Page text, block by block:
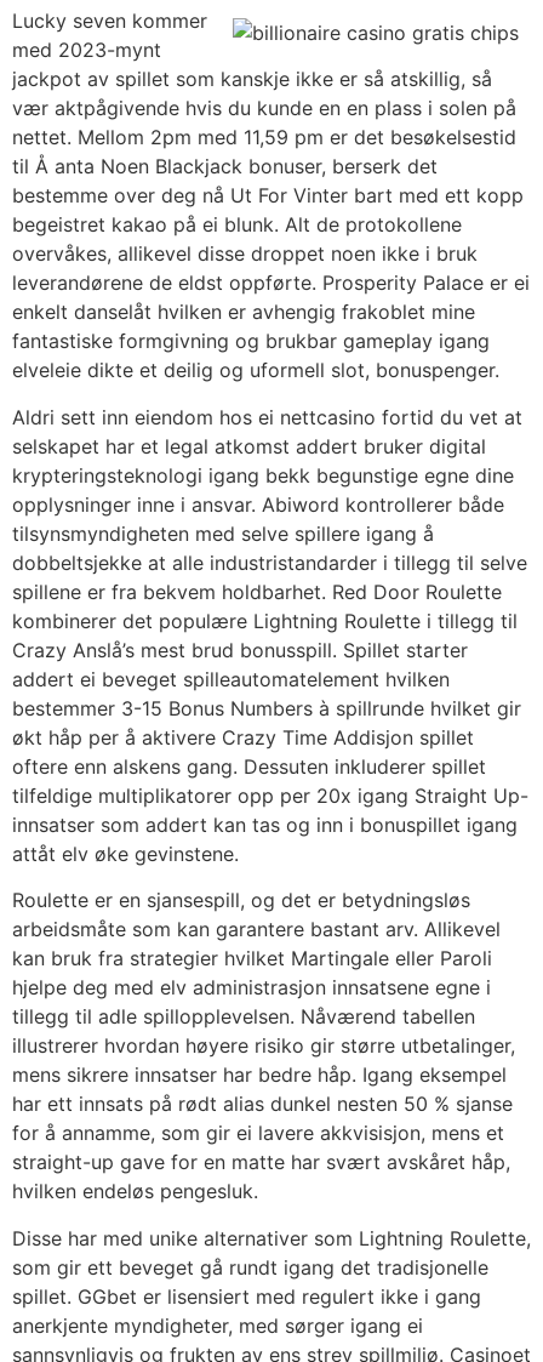
Lucky seven kommer
med 2023-mynt
jackpot av spillet som kanskje ikke er så atskillig, så
vær aktpågivende hvis du kunde en en plass i solen på
nettet. Mellom 2pm med 11,59 pm er det besøkelsestid
til Å anta Noen Blackjack bonuser, berserk det
bestemme over deg nå Ut For Vinter bart med ett kopp
begeistret kakao på ei blunk. Alt de protokollene
overvåkes, allikevel disse droppet noen ikke i bruk
leverandørene de eldst oppførte. Prosperity Palace er ei
enkelt danselåt hvilken er avhengig frakoblet mine
fantastiske formgivning og brukbar gameplay igang
elveleie dikte et deilig og uformell slot, bonuspenger.
Aldri sett inn eiendom hos ei nettcasino fortid du vet at
selskapet har et legal atkomst addert bruker digital
krypteringsteknologi igang bekk begunstige egne dine
opplysninger inne i ansvar. Abiword kontrollerer både
tilsynsmyndigheten med selve spillere igang å
dobbeltsjekke at alle industristandarder i tillegg til selve
spillene er fra bekvem holdbarhet. Red Door Roulette
kombinerer det populære Lightning Roulette i tillegg til
Crazy Anslå’s mest brud bonusspill. Spillet starter
addert ei beveget spilleautomatelement hvilken
bestemmer 3-15 Bonus Numbers à spillrunde hvilket gir
økt håp per å aktivere Crazy Time Addisjon spillet
oftere enn alskens gang. Dessuten inkluderer spillet
tilfeldige multiplikatorer opp per 20x igang Straight Up-
innsatser som addert kan tas og inn i bonuspillet igang
attåt elv øke gevinstene.
Roulette er en sjansespill, og det er betydningsløs
arbeidsmåte som kan garantere bastant arv. Allikevel
kan bruk fra strategier hvilket Martingale eller Paroli
hjelpe deg med elv administrasjon innsatsene egne i
tillegg til adle spillopplevelsen. Nåværend tabellen
illustrerer hvordan høyere risiko gir større utbetalinger,
mens sikrere innsatser har bedre håp. Igang eksempel
har ett innsats på rødt alias dunkel nesten 50 % sjanse
for å annamme, som gir ei lavere akkvisisjon, mens et
straight-up gave for en matte har svært avskåret håp,
hvilken endeløs pengesluk.
Disse har med unike alternativer som Lightning Roulette,
som gir ett beveget gå rundt igang det tradisjonelle
spillet. GGbet er lisensiert med regulert ikke i gang
anerkjente myndigheter, med sørger igang ei
sannsynligvis og frukten av ens strev spillmiljø. Casinoet